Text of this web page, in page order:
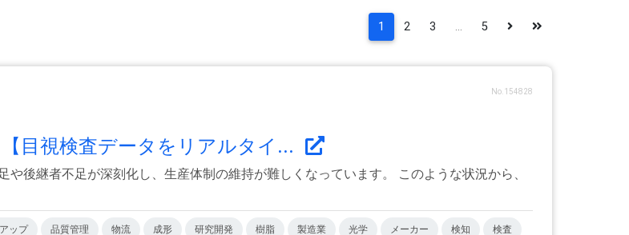
1 2 3 ... 5
No.154828
目視検査データをリアルタイ...
や後継者不足が深刻化し、生産体制の維持が難しくなっています。 このような状況から、
ップ 品質管理 物流 成形 研究開発 樹脂 製造業 光学 メーカー 検知 検査